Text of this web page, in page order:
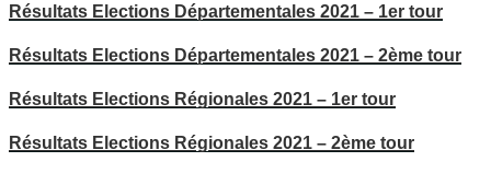
Résultats Elections Départementales 2021 – 1er tour
Résultats Elections Départementales 2021 – 2ème tour
Résultats Elections Régionales 2021 – 1er tour
Résultats Elections Régionales 2021 – 2ème tour